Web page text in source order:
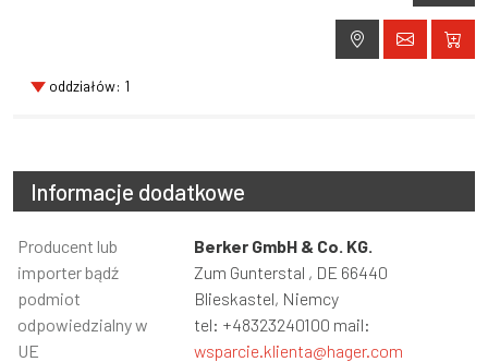
oddziałów: 1
Informacje dodatkowe
Informacja
Wartość
Producent lub
importer bądź
podmiot
odpowiedzialny w
UE
Berker GmbH & Co. KG.
Zum Gunterstal , DE 66440
Blieskastel, Niemcy
tel: +48323240100 mail:
wsparcie.klienta@hager.com